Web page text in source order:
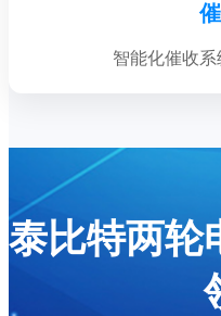
智能化催收
泰比特两轮